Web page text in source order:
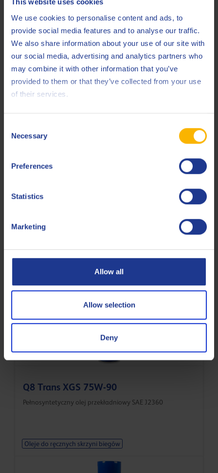
This website uses cookies
We use cookies to personalise content and ads, to
provide social media features and to analyse our traffic.
We also share information about your use of our site with
our social media, advertising and analytics partners who
may combine it with other information that you’ve
provided to them or that they’ve collected from your use
of their services.
Selection
Necessary
Preferences
Statistics
Marketing
Allow all
Allow selection
Deny
Scania STO 1:0
Scania STO 1:1 G
ZF TE-ML 02B
ZF TE-ML 05A
ZF
ZF TE-ML 12L
ZF
ZF
Less specifications
Related products
Q8 Trans XGS 75W-90
Pełnosyntetyczny olej przekładniowy SAE J2360
Oleje do ręcznych skrzyni biegów